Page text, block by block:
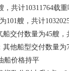
共计10311764载
101艘，共计
交付数量为45艘，
他船型交付数量为
船价格持平